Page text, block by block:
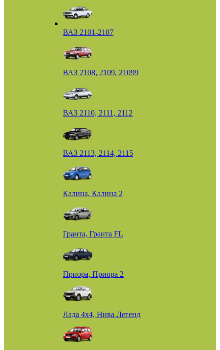
ВАЗ 2101-2107
ВАЗ 2108, 2109, 21099
ВАЗ 2110, 2111, 2112
ВАЗ 2113, 2114, 2115
Калина, Калина 2
Гранта, Гранта FL
Приора, Приора 2
Лада 4х4, Нива Легенд